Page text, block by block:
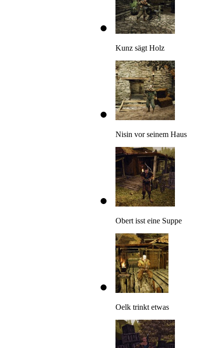
Kunz sägt Holz
Nisin vor seinem Haus
Obert isst eine Suppe
Oelk trinkt etwas